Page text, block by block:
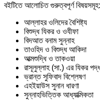
বইটিতে আলোচিত গুরুত্বপূর্ণ বিষয়সমূহ:
আল্লাহর ওলিদের বৈশিষ্ট্য
বিশুদ্ধ যিকর ও ওযীফা
বিদআত বনাম সুন্নাহ
তাওহিদ ও বিশুদ্ধ আকিদা
আত্মশুদ্ধি ও তাকওয়া
রাসূলুল্লাহ (সা.) এর যিকর
ভ্রান্ত সুফিবাদ বিশ্লেষণ
এহইয়াউস সুনান ধারণা
সুন্নাহভিত্তিক আধ্যাত্মিকতা